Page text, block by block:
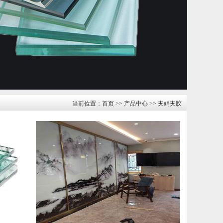
当前位置： 首页 >> 产品中心 >> 夹娟夹胶